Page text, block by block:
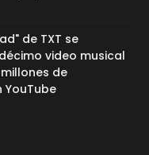
de TXT se
video musical
de